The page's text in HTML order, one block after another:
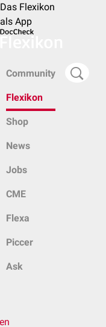
Das Flexikon
als App
Community
Flexikon
Shop
News
Jobs
CME
Flexa
Piccer
Ask